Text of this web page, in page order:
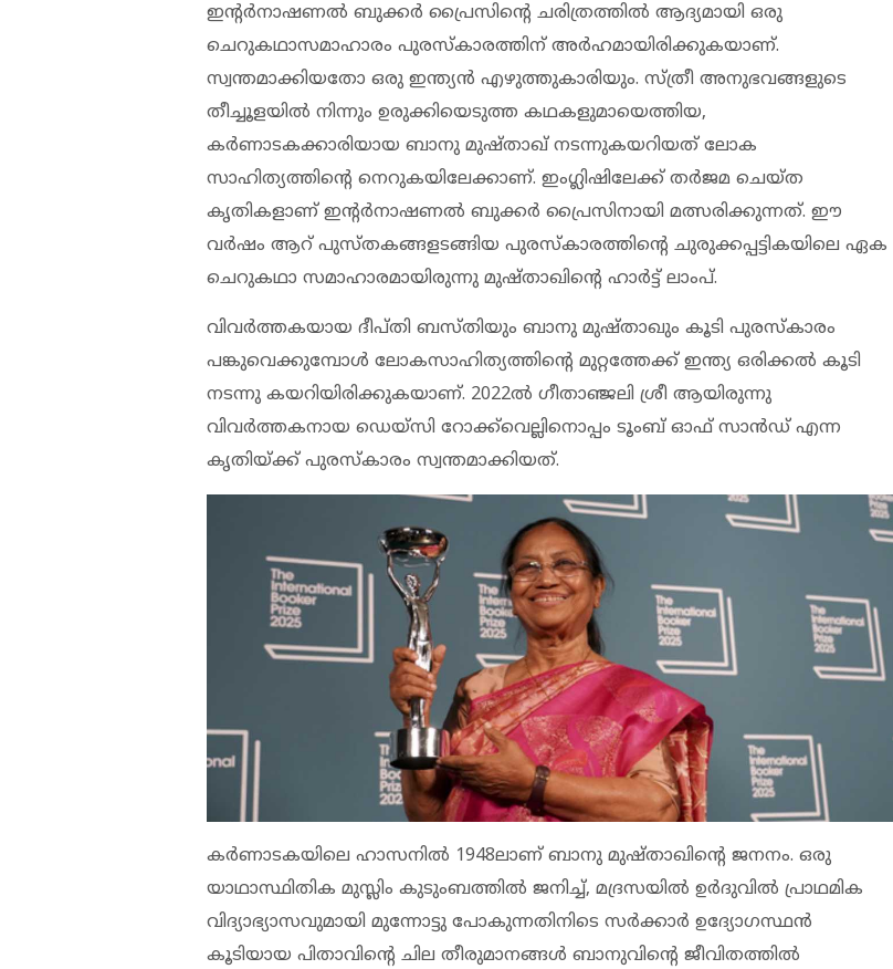
ഇന്റര്‍നാഷണല്‍ ബുക്കര്‍ പ്രൈസിന്റെ ചരിത്രത്തില്‍ ആദ്യമായി ഒരു
ചെറുകഥാസമാഹാരം പുരസ്‌കാരത്തിന് അര്‍ഹമായിരിക്കുകയാണ്.
സ്വന്തമാക്കിയതോ ഒരു ഇന്ത്യന്‍ എഴുത്തുകാരിയും. സ്ത്രീ അനുഭവങ്ങളുടെ
തീച്ചൂളയില്‍ നിന്നും ഉരുക്കിയെടുത്ത കഥകളുമായെത്തിയ,
കര്‍ണാടകക്കാരിയായ ബാനു മുഷ്താഖ് നടന്നുകയറിയത് ലോക
സാഹിത്യത്തിന്റെ നെറുകയിലേക്കാണ്. ഇംഗ്ലിഷിലേക്ക് തര്‍ജമ ചെയ്ത
കൃതികളാണ് ഇന്റര്‍നാഷണല്‍ ബുക്കര്‍ പ്രൈസിനായി മത്സരിക്കുന്നത്. ഈ
വര്‍ഷം ആറ് പുസ്തകങ്ങളടങ്ങിയ പുരസ്‌കാരത്തിന്റെ ചുരുക്കപ്പട്ടികയിലെ ഏക
ചെറുകഥാ സമാഹാരമായിരുന്നു മുഷ്താഖിന്റെ ഹാര്‍ട്ട് ലാംപ്.
വിവര്‍ത്തകയായ ദീപ്തി ബസ്തിയും ബാനു മുഷ്താഖും കൂടി പുരസ്‌കാരം
പങ്കുവെക്കുമ്പോള്‍ ലോകസാഹിത്യത്തിന്റെ മുറ്റത്തേക്ക് ഇന്ത്യ ഒരിക്കല്‍ കൂടി
നടന്നു കയറിയിരിക്കുകയാണ്. 2022ല്‍ ഗീതാഞ്ജലി ശ്രീ ആയിരുന്നു
വിവര്‍ത്തകനായ ഡെയ്‌സി റോക്ക്‌വെല്ലിനൊപ്പം ടൂംബ് ഓഫ് സാന്‍ഡ് എന്ന
കൃതിയ്ക്ക് പുരസ്‌കാരം സ്വന്തമാക്കിയത്.
കര്‍ണാടകയിലെ ഹാസനില്‍ 1948ലാണ് ബാനു മുഷ്താഖിന്റെ ജനനം. ഒരു
യാഥാസ്ഥിതിക മുസ്ലിം കുടുംബത്തില്‍ ജനിച്ച്, മദ്രസയില്‍ ഉര്‍ദുവില്‍ പ്രാഥമിക
വിദ്യാഭ്യാസവുമായി മുന്നോട്ടു പോകുന്നതിനിടെ സര്‍ക്കാര്‍ ഉദ്യോഗസ്ഥന്‍
കൂടിയായ പിതാവിന്റെ ചില തീരുമാനങ്ങള്‍ ബാനുവിന്റെ ജീവിതത്തില്‍